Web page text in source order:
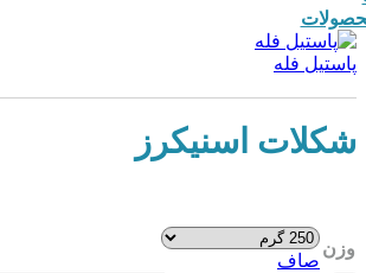
پاستیل فله
شکلات اسنیکرز
وزن
صاف